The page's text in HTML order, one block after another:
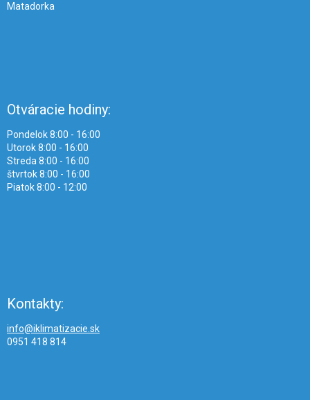
Matadorka
Otváracie hodiny:
Pondelok 8:00 - 16:00
Utorok 8:00 - 16:00
Streda 8:00 - 16:00
štvrtok 8:00 - 16:00
Piatok 8:00 - 12:00
Kontakty:
info@iklimatizacie.sk
0951 418 814